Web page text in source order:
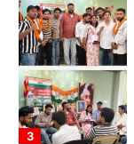
4